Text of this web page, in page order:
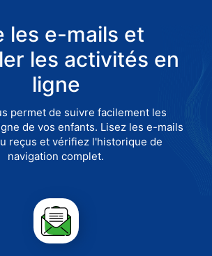
les e-mails et
les activités en
ligne
permet de suivre facilement les
de vos enfants. Lisez les e-mails
reçus et vérifiez l'historique de
navigation complet.